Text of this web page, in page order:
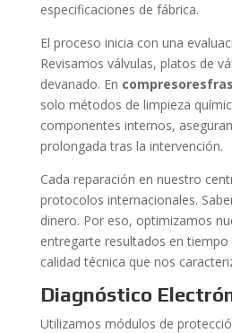
especificaciones de fábrica.
El proceso inicia con una
Revisamos válvulas, platos de
devanado. En
solo métodos de limpieza
componentes internos,
prolongada tras la intervención.
Cada reparación en nuestro
protocolos internacionales.
dinero. Por eso, optimizamos
entregarte resultados en
calidad técnica que nos
Diagnóstico
Utilizamos módulos de